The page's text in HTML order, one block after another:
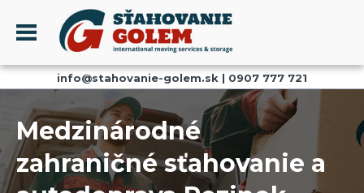
Menu
PROFIL
SŤAHOVANIE - SŤAHOVACIE SLUŽBY
DOPRAVA - DOPRAVNÉ SLUŽBY
AKCIE A ZĽAVY
info@stahovanie-golem.sk | 0907 777 721
Medzinárodné
zahraničné sťahovanie a